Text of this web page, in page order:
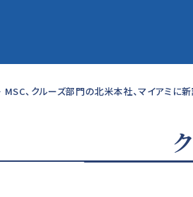
MSC、クルーズ部門の北米本社、マイアミに